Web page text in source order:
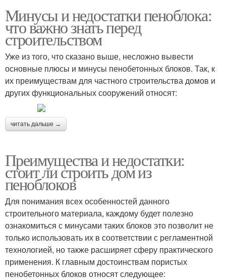
Минусы и недостатки пеноблока:
что важно знать перед
строительством
Уже из того, что сказано выше, несложно вывести
основные плюсы и минусы пенобетонных блоков. Так, к
их преимуществам для частного строительства домов и
других функциональных сооружений относят:
читать дальше →
Преимущества и недостатки:
стоит ли строить дом из
пеноблоков
Для понимания всех особенностей данного
строительного материала, каждому будет полезно
ознакомиться с минусами таких блоков это позволит не
только использовать их в соответствии с регламентной
технологией, но также расширяет сферу практического
применения. К главным достоинствам пористых
пенобетонных блоков относят следующее: